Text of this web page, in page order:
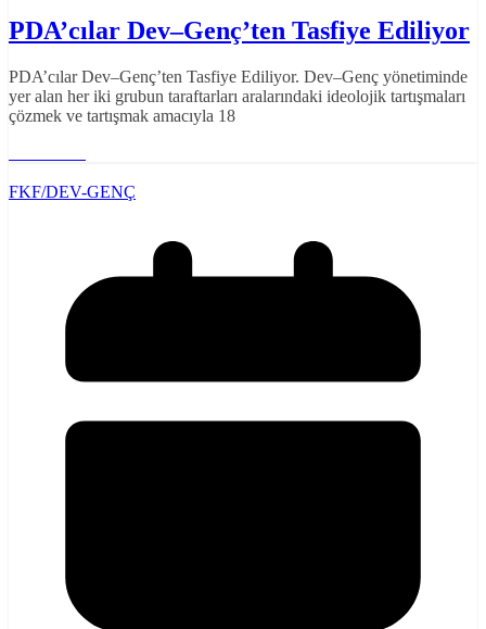
PDA’cılar Dev–Genç’ten Tasfiye Ediliyor
PDA’cılar Dev–Genç’ten Tasfiye Ediliyor. Dev–Genç yönetiminde
yer alan her iki grubun taraftarları aralarındaki ideolojik tartışmaları
çözmek ve tartışmak amacıyla 18
FKF/DEV-GENÇ